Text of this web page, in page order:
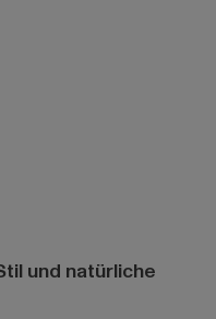
und natürliche